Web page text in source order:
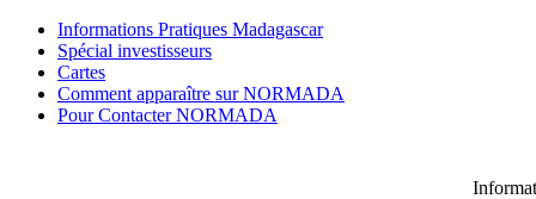
Informations Pratiques Madagascar
Spécial investisseurs
Cartes
Comment apparaître sur NORMADA
Pour Contacter NORMADA